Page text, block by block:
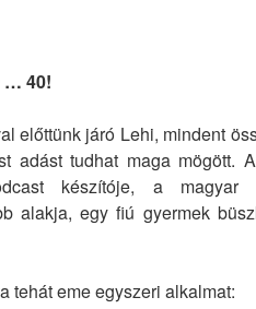
40!
előttünk járó Lehi, mindent
adást tudhat maga mögött.
készítóje, a magyar
alakja, egy fiú gyermek
tehát eme egyszeri alkalmat: